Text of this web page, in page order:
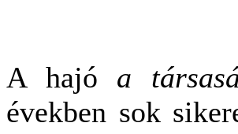
A hajó a
években sok